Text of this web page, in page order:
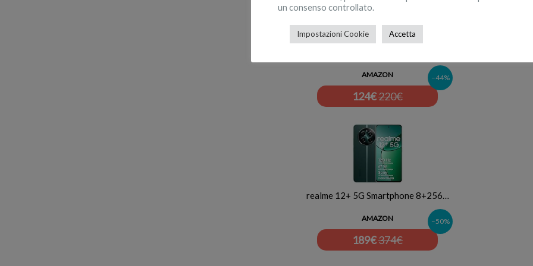
AMAZON
124€220€
–44%
realme 12+ 5G Smartphone 8+256…
AMAZON
189€374€
–50%
un consenso controllato.
Impostazioni Cookie Accetta